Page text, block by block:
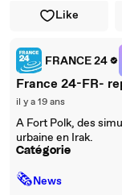
Like
FRANCE 24
France 24-FR-
il y a 19 ans
A Fort Polk, des
urbaine en Irak.
Catégorie
🗞News